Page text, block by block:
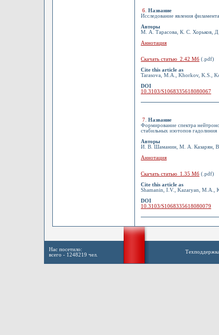
6 Название
Исследование явления
Авторы
М. А. Тарасова, К. С. Хорьков,
Аннотация
Скачать статью 2.42 Мб (.pdf)
Cite this article as
Tarasova, M.A., Khorkov, K.S.,
DOI
10.3103/S1068335618080067
7 Название
Формирование спектра
стабильных изотопов гадолиния
Авторы
И. В. Шаманин, М. А. Казарян,
Аннотация
Скачать статью 1.35 Мб (.pdf)
Cite this article as
Shamanin, I.V., Kazaryan, M.A.,
DOI
10.3103/S1068335618080079
Нас посетило:
всего - 1248219 чел.